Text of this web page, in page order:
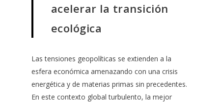
acelerar la transición
ecológica
Las tensiones geopolíticas se extienden a la
esfera económica amenazando con una crisis
energética y de materias primas sin precedentes.
En este contexto global turbulento, la mejor